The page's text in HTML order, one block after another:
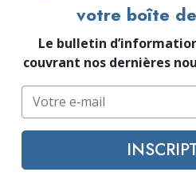
votre boîte
Le bulletin
couvrant nos dernières